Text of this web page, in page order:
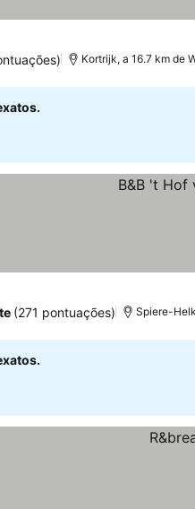
Kortrijk, a 16.7 km de
(271 pontuações) Spiere-